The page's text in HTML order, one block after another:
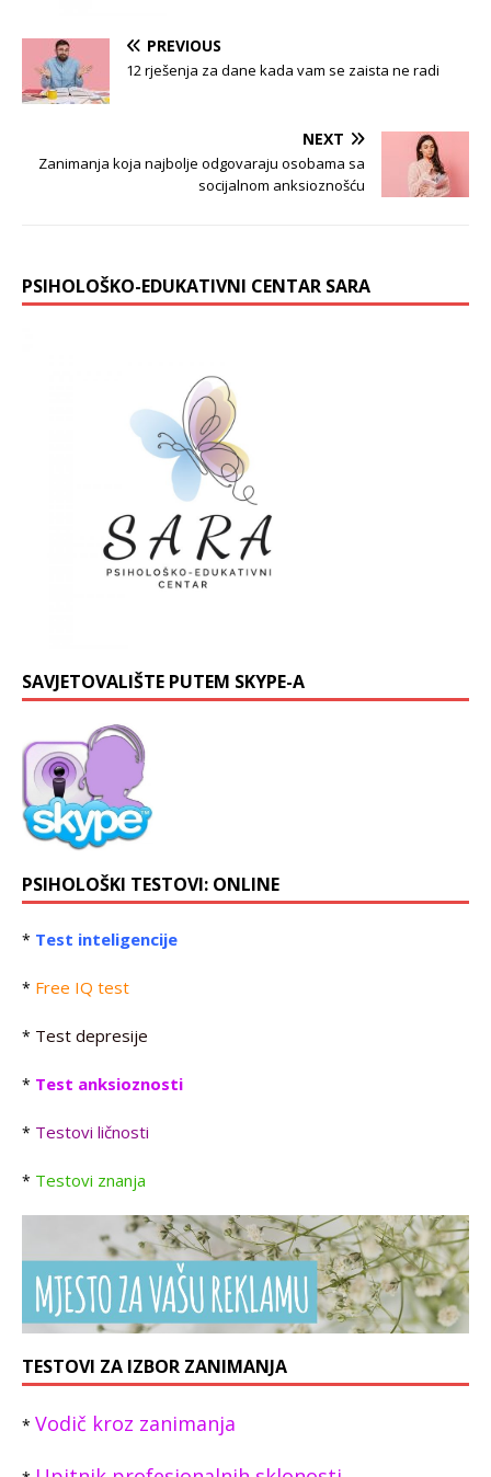
PREVIOUS
12 rješenja za dane kada vam se zaista ne radi
NEXT
Zanimanja koja najbolje odgovaraju osobama sa
socijalnom anksioznošću
PSIHOLOŠKO-EDUKATIVNI CENTAR SARA
SAVJETOVALIŠTE PUTEM SKYPE-A
PSIHOLOŠKI TESTOVI: ONLINE
* Test inteligencije
* Free IQ test
* Test depresije
* Test anksioznosti
* Testovi ličnosti
* Testovi znanja
TESTOVI ZA IZBOR ZANIMANJA
* Vodič kroz zanimanja